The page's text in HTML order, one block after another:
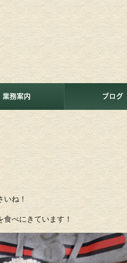
業務案内 ブログ
ね！
べにきています！